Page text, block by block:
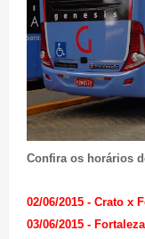
Confira os horários
02/06/2015 - Crato x
03/06/2015 -